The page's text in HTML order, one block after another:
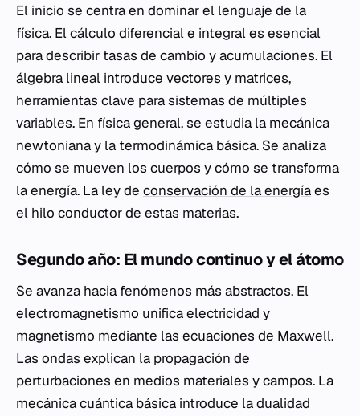
El inicio se centra en dominar el lenguaje de la
física. El cálculo diferencial e integral es esencial
para describir tasas de cambio y acumulaciones. El
álgebra lineal introduce vectores y matrices,
herramientas clave para sistemas de múltiples
variables. En física general, se estudia la mecánica
newtoniana y la termodinámica básica. Se analiza
cómo se mueven los cuerpos y cómo se transforma
la energía. La ley de conservación de la energíaes
el hilo conductor de estas materias.
Segundo año: El mundo continuo y el átomo
Se avanza hacia fenómenos más abstractos. El
electromagnetismo unifica electricidad y
magnetismo mediante las ecuaciones de Maxwell.
Las ondas explican la propagación de
perturbaciones en medios materiales y campos. La
mecánica cuántica básica introduce la dualidad